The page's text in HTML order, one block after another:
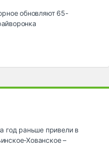
обновляют 65-
год раньше привели в
Хованское –